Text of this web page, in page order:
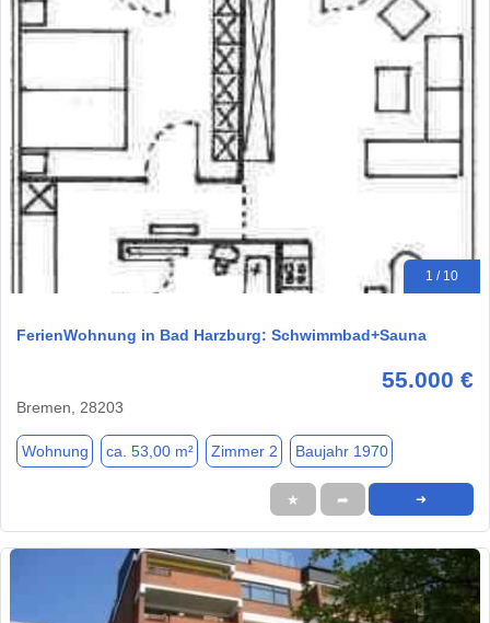
1 / 10
FerienWohnung in Bad Harzburg: Schwimmbad+Sauna
55.000 €
Bremen, 28203
Wohnung ca. 53,00 m² Zimmer 2 Baujahr 1970
★ ➦ ➜